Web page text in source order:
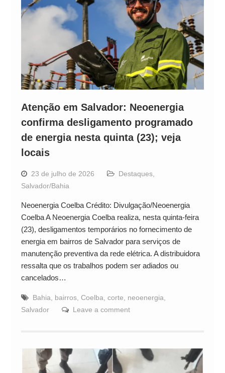
Atenção em Salvador: Neoenergia
confirma desligamento programado
de energia nesta quinta (23); veja
locais
23 de julho de 2026 Destaques,
Salvador/Bahia
Neoenergia Coelba Crédito: Divulgação/Neoenergia
Coelba A Neoenergia Coelba realiza, nesta quinta-feira
(23), desligamentos temporários no fornecimento de
energia em bairros de Salvador para serviços de
manutenção preventiva da rede elétrica. A distribuidora
ressalta que os trabalhos podem ser adiados ou
cancelados…
Bahia bairros, Coelba corte neoenergia
Salvador
Leave a comment